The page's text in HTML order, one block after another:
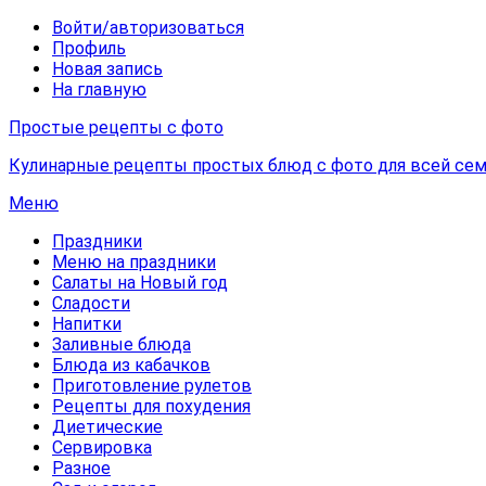
Войти/авторизоваться
Профиль
Новая запись
На главную
Простые рецепты с фото
Кулинарные рецепты простых блюд с фото для всей
Меню
Праздники
Меню на праздники
Салаты на Новый год
Сладости
Напитки
Заливные блюда
Блюда из кабачков
Приготовление рулетов
Рецепты для похудения
Диетические
Сервировка
Разное